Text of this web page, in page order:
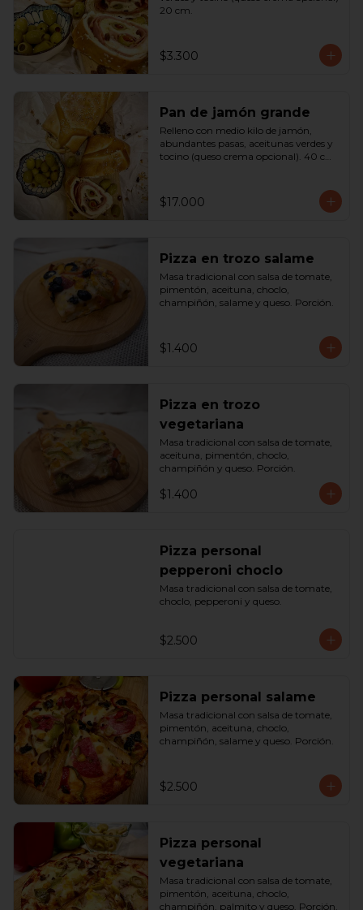
20 cm.
$3.300
Pan de jamón grande
Relleno con medio kilo de jamón,
abundantes pasas, aceitunas verdes y
tocino (queso crema opcional). 40 cm
$17.000
Pizza en trozo salame
Masa tradicional con salsa de tomate,
pimentón, aceituna, choclo,
champiñón, salame y queso. Porción.
$1.400
Pizza en trozo
vegetariana
Masa tradicional con salsa de tomate,
aceituna, pimentón, choclo,
champiñón y queso. Porción.
$1.400
Pizza personal
pepperoni choclo
Masa tradicional con salsa de tomate,
choclo, pepperoni y queso.
$2.500
Pizza personal salame
Masa tradicional con salsa de tomate,
pimentón, aceituna, choclo,
champiñón, salame y queso. Porción.
$2.500
Pizza personal
vegetariana
Masa tradicional con salsa de tomate,
pimentón, aceituna, choclo,
champiñón, palmito y queso. Porción.